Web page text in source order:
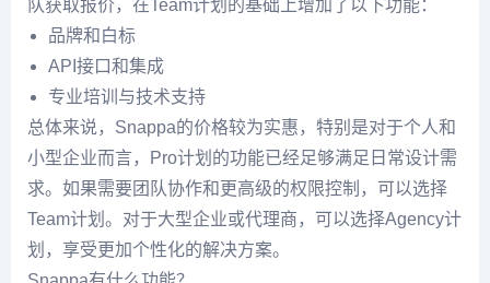
队获取报价，在Team计划的基础上增加了以下功能：
品牌和白标
API接口和集成
专业培训与技术支持
总体来说，Snappa的价格较为实惠，特别是对于个人和
小型企业而言，Pro计划的功能已经足够满足日常设计需
求。如果需要团队协作和更高级的权限控制，可以选择
Team计划。对于大型企业或代理商，可以选择Agency计
划，享受更加个性化的解决方案。